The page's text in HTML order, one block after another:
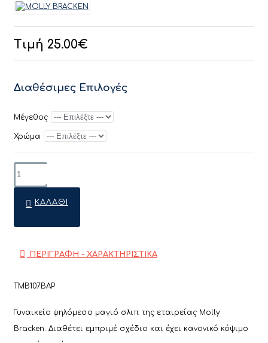
Τιμή 25.00€
Διαθέσιμες Επιλογές
Μέγεθος
Χρώμα
ΚΑΛΆΘΙ
ΠΕΡΙΓΡΑΦΗ - ΧΑΡΑΚΤΗΡΙΣΤΙΚΑ
TMB107BAP
Γυναικείο ψηλόμεσο μαγιό σλιπ της εταιρείας Molly
Bracken. Διαθέτει εμπριμέ σχέδιο και έχει κανονικό κόψιμο